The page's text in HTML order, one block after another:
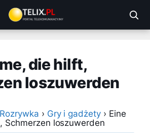
die hilft,
loszuwerden
Rozrywka › Gry i gadżety › Eine
Schmerzen loszuwerden